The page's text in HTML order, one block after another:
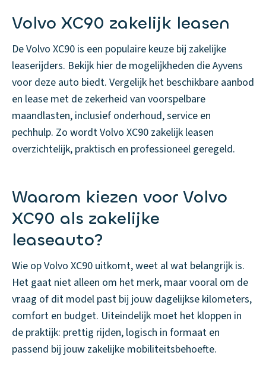
Volvo XC90 zakelijk leasen
De Volvo XC90 is een populaire keuze bij zakelijke
leaserijders. Bekijk hier de mogelijkheden die Ayvens
voor deze auto biedt. Vergelijk het beschikbare aanbod
en lease met de zekerheid van voorspelbare
maandlasten, inclusief onderhoud, service en
pechhulp. Zo wordt Volvo XC90 zakelijk leasen
overzichtelijk, praktisch en professioneel geregeld.
Waarom kiezen voor Volvo
XC90 als zakelijke
leaseauto?
Wie op Volvo XC90 uitkomt, weet al wat belangrijk is.
Het gaat niet alleen om het merk, maar vooral om de
vraag of dit model past bij jouw dagelijkse kilometers,
comfort en budget. Uiteindelijk moet het kloppen in
de praktijk: prettig rijden, logisch in formaat en
passend bij jouw zakelijke mobiliteitsbehoefte.